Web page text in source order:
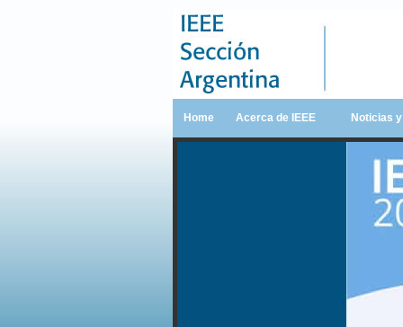
Home Acerca de IEEE Noticias